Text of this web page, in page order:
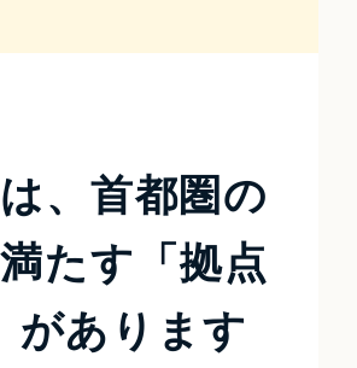
、首都圏の
たす 「拠点
があります